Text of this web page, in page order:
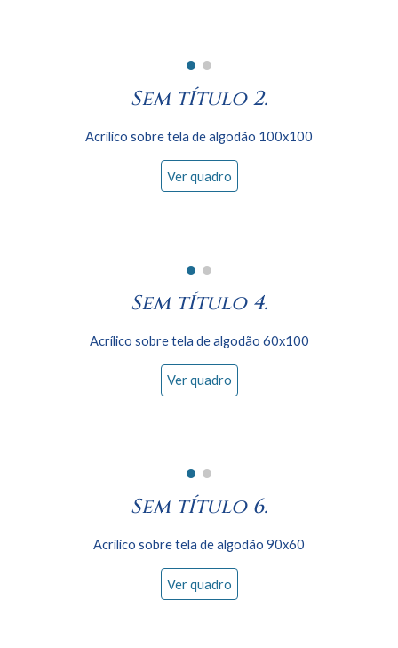
Sem tÍtulo 2.
Acrílico sobre tela de algodão 100x100
Ver quadro
Sem tÍtulo 4.
Acrílico sobre tela de algodão 60x100
Ver quadro
Sem tÍtulo 6.
Acrílico sobre tela de algodão 90x60
Ver quadro